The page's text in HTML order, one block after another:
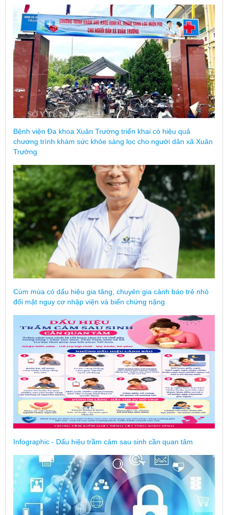
Bệnh viện Đa khoa Xuân Trường triển khai có hiệu quả
chương trình khám sức khỏe sàng lọc cho người dân xã Xuân
Trường
Cúm mùa có dấu hiệu gia tăng, chuyên gia cảnh báo trẻ nhỏ
đối mặt nguy cơ nhập viện và biến chứng nặng
Infographic - Dấu hiệu trầm cảm sau sinh cần quan tâm